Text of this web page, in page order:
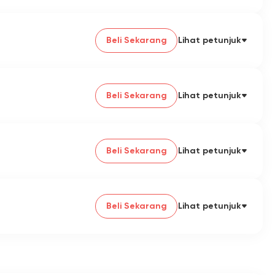
Beli Sekarang Lihat petunjuk
Beli Sekarang Lihat petunjuk
Beli Sekarang Lihat petunjuk
Beli Sekarang Lihat petunjuk